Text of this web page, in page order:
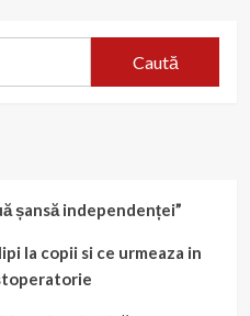
Caută
șansă independenței”
la copii si ce urmeaza in